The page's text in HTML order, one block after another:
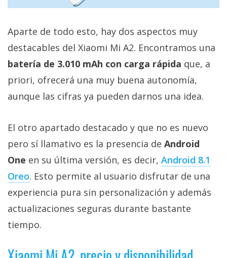
Aparte de todo esto, hay dos aspectos muy
destacables del Xiaomi Mi A2. Encontramos una
batería de 3.010 mAh con carga rápida que, a
priori, ofrecerá una muy buena autonomía,
aunque las cifras ya pueden darnos una idea.
El otro apartado destacado y que no es nuevo
pero sí llamativo es la presencia de Android
One en su última versión, es decir, Android 8.1
Oreo. Esto permite al usuario disfrutar de una
experiencia pura sin personalización y además
actualizaciones seguras durante bastante
tiempo.